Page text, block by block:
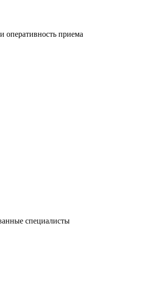
оперативность приема
специалисты